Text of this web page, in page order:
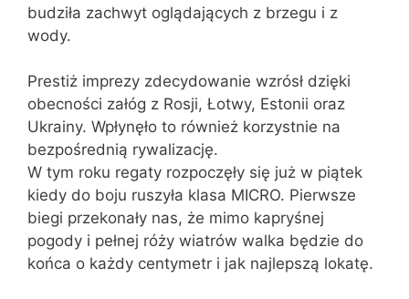
budziła zachwyt oglądających z brzegu i z
wody.
Prestiż imprezy zdecydowanie wzrósł dzięki
obecności załóg z Rosji, Łotwy, Estonii oraz
Ukrainy. Wpłynęło to również korzystnie na
bezpośrednią rywalizację.
W tym roku regaty rozpoczęły się już w piątek
kiedy do boju ruszyła klasa MICRO. Pierwsze
biegi przekonały nas, że mimo kapryśnej
pogody i pełnej róży wiatrów walka będzie do
końca o każdy centymetr i jak najlepszą lokatę.